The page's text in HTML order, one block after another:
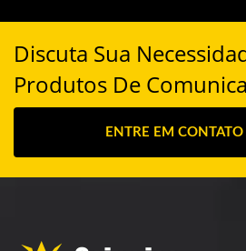
Discuta Sua
Produtos De
ENTRE EM